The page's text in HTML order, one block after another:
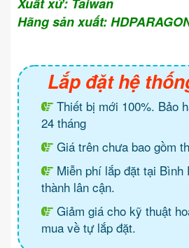
Xuất xứ: Taiwan
Hãng sản xuất:
Lắp đặt hệ
Thiết bị mới 100%. Bảo
24 tháng
Giá trên chưa bao gồm
Miễn phí lắp đặt tại Bình
thành lân cận.
Giảm giá cho kỹ thuật
mua về tự lắp đặt.